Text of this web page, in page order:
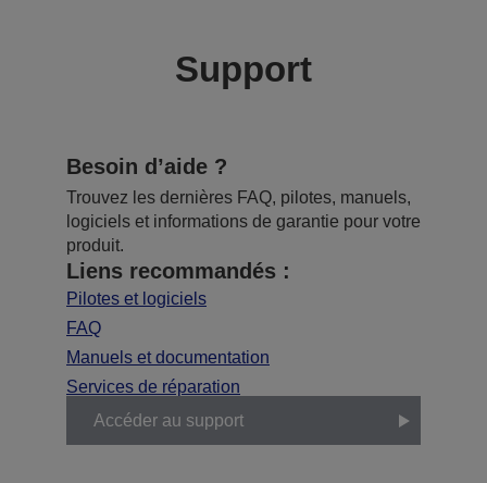
Support
Besoin d’aide ?
Trouvez les dernières FAQ, pilotes, manuels,
logiciels et informations de garantie pour votre
produit.
Liens recommandés :
Pilotes et logiciels
FAQ
Manuels et documentation
Services de réparation
Accéder au support